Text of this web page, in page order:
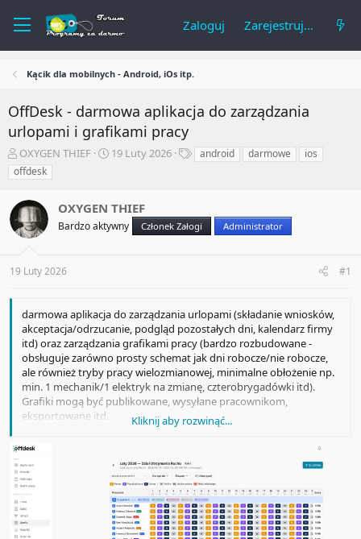
Zaloguj Zarejestruj się
Kącik dla mobilnych - Android, iOs itp.
OffDesk - darmowa aplikacja do zarządzania
urlopami i grafikami pracy
A
u
t
r
t
e
m
a
OXYGEN THIEF
R
o
c
ę
19 Luty 2026
Tandroid darmowe
ios
offdesk
OXYGEN THIEF
Bardzo aktywny Członek Załogi Administrator
19 Luty 2026 #1
darmowa aplikacja do zarządzania urlopami (składanie wniosków,
akceptacja/odrzucanie, podgląd pozostałych dni, kalendarz firmy
itd) oraz zarządzania grafikami pracy (bardzo rozbudowane -
obsługuje zarówno prosty schemat jak dni robocze/nie robocze,
ale również tryby pracy wielozmianowej, minimalne obłożenie np.
min. 1 mechanik/1 elektryk na zmianę, czterobrygadówki itd).
Grafiki mogą być publikowane, wysyłane pracownikom,
eksportowane itd.
Dostępne darmowe aplikacje na iOS i Android - można przez nie
składać wnioski, podejrzeć swoje urlopy, grafik itd. Manager
dostaje push notyfikacje i może akceptować/odrzucać wnioski.
Kliknij aby rozwinąć...